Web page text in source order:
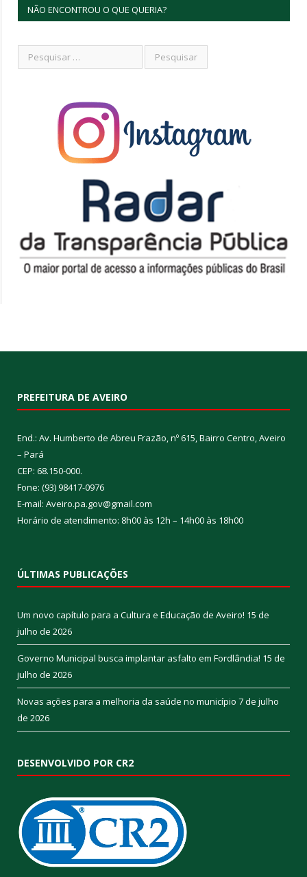
NÃO ENCONTROU O QUE QUERIA?
PREFEITURA DE AVEIRO
End.: Av. Humberto de Abreu Frazão, nº 615, Bairro Centro, Aveiro
– Pará
CEP: 68.150-000.
Fone: (93) 98417-0976
E-mail: Aveiro.pa.gov@gmail.com
Horário de atendimento: 8h00 às 12h – 14h00 às 18h00
ÚLTIMAS PUBLICAÇÕES
Um novo capítulo para a Cultura e Educação de Aveiro! 15 de
julho de 2026
Governo Municipal busca implantar asfalto em Fordlândia! 15 de
julho de 2026
Novas ações para a melhoria da saúde no município 7 de julho
de 2026
DESENVOLVIDO POR CR2